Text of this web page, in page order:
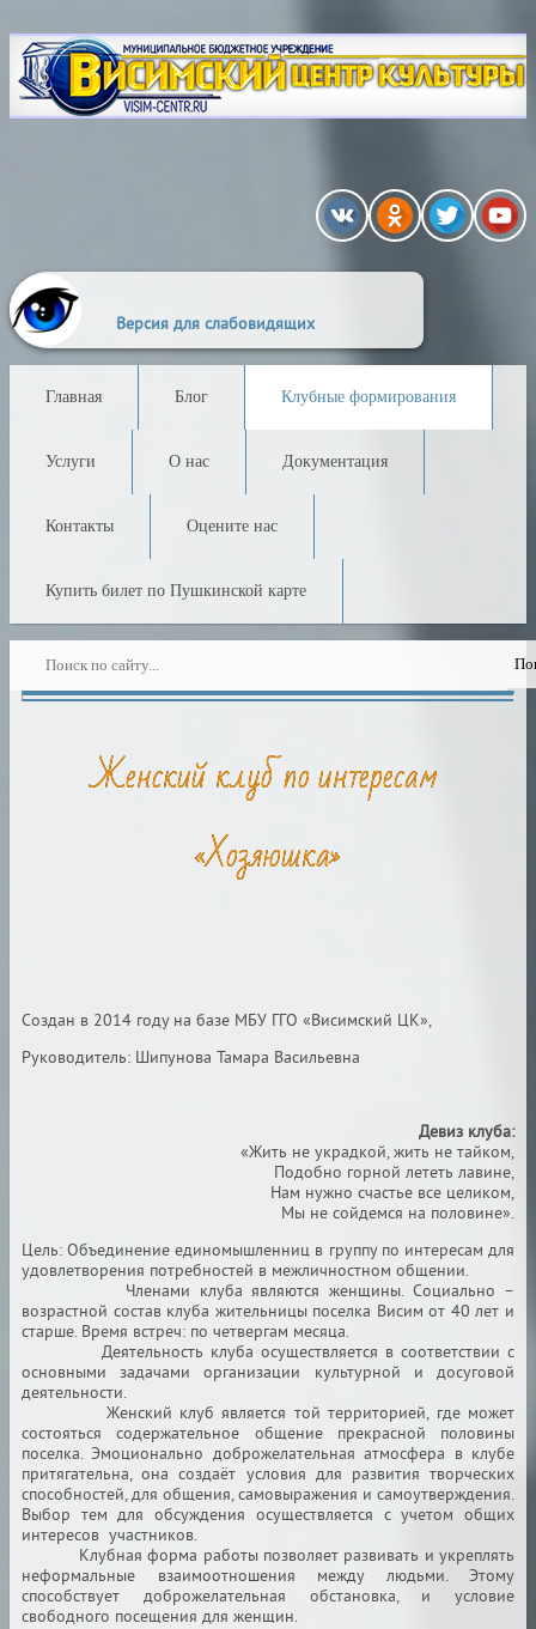
Версия для слабовидящих
Главная Блог Клубные формирования
Услуги О нас Документация
Контакты Оцените нас
Купить билет по Пушкинской карте
Женский клуб по интересам
«Хозяюшка»
Создан в 2014 году на базе МБУ ГГО «Висимский ЦК»,
Руководитель: Шипунова Тамара Васильевна
Девиз клуба:
«Жить не украдкой, жить не тайком,
Подобно горной лететь лавине,
Нам нужно счастье все целиком,
Мы не сойдемся на половине».
Цель: Объединение единомышленниц в группу по интересам для
удовлетворения потребностей в межличностном общении.
Членами клуба являются женщины. Социально –
возрастной состав клуба жительницы поселка Висим от 40 лет и
старше. Время встреч: по четвергам месяца.
Деятельность клуба осуществляется в соответствии с
основными задачами организации культурной и досуговой
деятельности.
Женский клуб является той территорией, где может
состояться содержательное общение прекрасной половины
поселка. Эмоционально доброжелательная атмосфера в клубе
притягательна, она создаёт условия для развития творческих
способностей, для общения, самовыражения и самоутверждения.
Выбор тем для обсуждения осуществляется с учетом общих
интересов участников.
Клубная форма работы позволяет развивать и укреплять
неформальные взаимоотношения между людьми. Этому
способствует доброжелательная обстановка, и условие
свободного посещения для женщин.